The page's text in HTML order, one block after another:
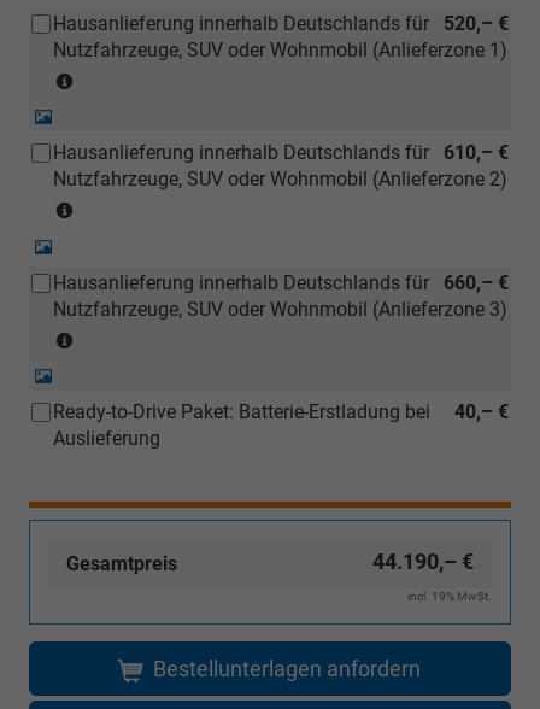
Händler
kostengünstiger
520,– €
Hausanlieferung innerhalb Deutschlands für
Nutzfahrzeuge, SUV oder Wohnmobil (Anlieferzone 1)
(ausgenommen
Inselanlieferungen)
610,– €
Hausanlieferung innerhalb Deutschlands für
Nutzfahrzeuge, SUV oder Wohnmobil (Anlieferzone 2)
(ausgenommen
Inselanlieferungen)
660,– €
Hausanlieferung innerhalb Deutschlands für
Nutzfahrzeuge, SUV oder Wohnmobil (Anlieferzone 3)
(ausgenommen
Inselanlieferungen)
40,– €
Ready-to-Drive Paket: Batterie-Erstladung bei
Auslieferung
Gesamtpreis 44.190,– €
incl. 19% MwSt.
Bestellunterlagen anfordern